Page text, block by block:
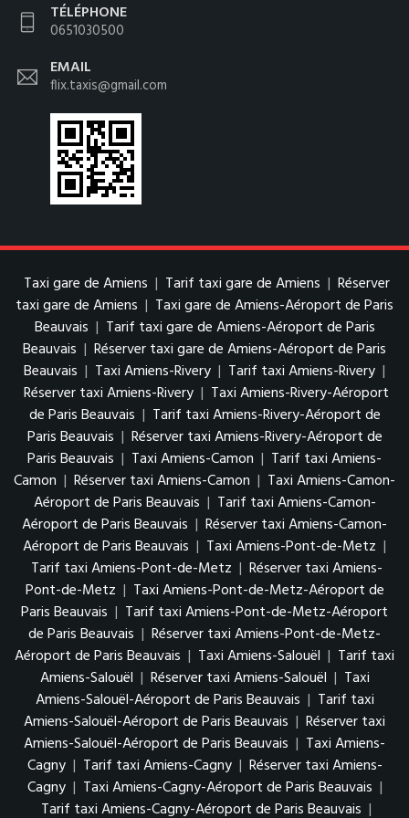
TÉLÉPHONE
0651030500
EMAIL
flix.taxis@gmail.com
Taxi gare de Amiens | Tarif taxi gare de Amiens | Réserver
taxi gare de Amiens | Taxi gare de Amiens-Aéroport de Paris
Beauvais | Tarif taxi gare de Amiens-Aéroport de Paris
Beauvais | Réserver taxi gare de Amiens-Aéroport de Paris
Beauvais | Taxi Amiens-Rivery | Tarif taxi Amiens-Rivery |
Réserver taxi Amiens-Rivery | Taxi Amiens-Rivery-Aéroport
de Paris Beauvais | Tarif taxi Amiens-Rivery-Aéroport de
Paris Beauvais | Réserver taxi Amiens-Rivery-Aéroport de
Paris Beauvais | Taxi Amiens-Camon | Tarif taxi Amiens-
Camon | Réserver taxi Amiens-Camon | Taxi Amiens-Camon-
Aéroport de Paris Beauvais | Tarif taxi Amiens-Camon-
Aéroport de Paris Beauvais | Réserver taxi Amiens-Camon-
Aéroport de Paris Beauvais | Taxi Amiens-Pont-de-Metz |
Tarif taxi Amiens-Pont-de-Metz | Réserver taxi Amiens-
Pont-de-Metz | Taxi Amiens-Pont-de-Metz-Aéroport de
Paris Beauvais | Tarif taxi Amiens-Pont-de-Metz-Aéroport
de Paris Beauvais | Réserver taxi Amiens-Pont-de-Metz-
Aéroport de Paris Beauvais | Taxi Amiens-Salouël | Tarif taxi
Amiens-Salouël | Réserver taxi Amiens-Salouël | Taxi
Amiens-Salouël-Aéroport de Paris Beauvais | Tarif taxi
Amiens-Salouël-Aéroport de Paris Beauvais | Réserver taxi
Amiens-Salouël-Aéroport de Paris Beauvais | Taxi Amiens-
Cagny | Tarif taxi Amiens-Cagny | Réserver taxi Amiens-
Cagny | Taxi Amiens-Cagny-Aéroport de Paris Beauvais |
Tarif taxi Amiens-Cagny-Aéroport de Paris Beauvais |